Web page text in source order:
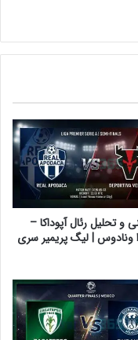
و تحلیل رئال آپوداکا –
ونادوس | لیگ پریمیر سری